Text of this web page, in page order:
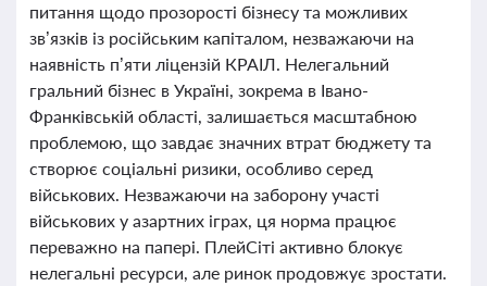
питання щодо прозорості бізнесу та можливих
зв’язків із російським капіталом, незважаючи на
наявність п’яти ліцензій КРАІЛ. Нелегальний
гральний бізнес в Україні, зокрема в Івано-
Франківській області, залишається масштабною
проблемою, що завдає значних втрат бюджету та
створює соціальні ризики, особливо серед
військових. Незважаючи на заборону участі
військових у азартних іграх, ця норма працює
переважно на папері. ПлейСіті активно блокує
нелегальні ресурси, але ринок продовжує зростати.